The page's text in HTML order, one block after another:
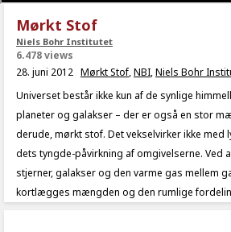
Mørkt Stof
Niels Bohr Institutet
6.478 views
28. juni 2012 Mørkt Stof,NBI,Niels Bohr
Universet består ikke kun af de synlige
planeter og galakser – der er også en stor
derude, mørkt stof. Det vekselvirker ikke med
dets tyngde-påvirkning af omgivelserne. Ved
stjerner, galakser og den varme gas mellem
kortlægges mængden og den rumlige